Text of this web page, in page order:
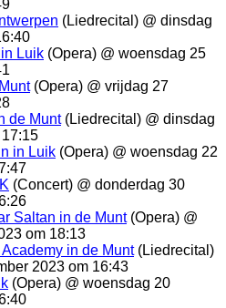
(Liedrecital) @ dinsdag
Luik (Opera) @ woensdag 25
(Opera) @ vrijdag 27
de Munt(Liedrecital) @ dinsdag
in Luik (Opera) @ woensdag 22
(Concert) @ donderdag 30
Saltan in de Munt(Opera) @
om 18:13
in de Munt(Liedrecital)
2023 om 16:43
(Opera) @ woensdag 20